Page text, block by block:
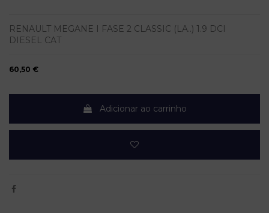
RENAULT MEGANE I FASE 2 CLASSIC (LA..) 1.9 DCI
DIESEL CAT
60,50 €
Adicionar ao carrinho